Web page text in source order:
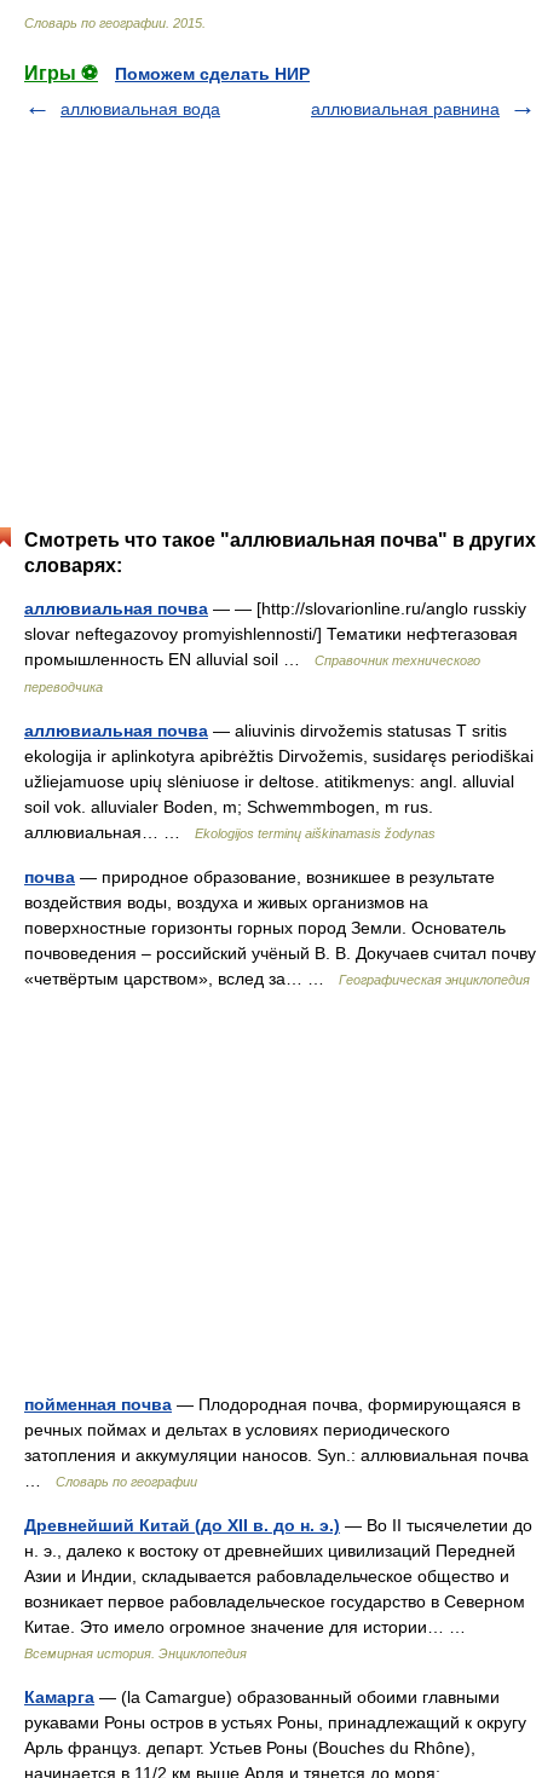
Словарь по географии 2015
Игры ⚽
Поможем сделать НИР
аллювиальная вода
аллювиальная равнина
Смотреть что такое "аллювиальная почва" в других
словарях:
аллювиальная почва — — [http://slovarionline.ru/anglo russkiy
slovar neftegazovoy promyishlennosti/] Тематики нефтегазовая
промышленность EN alluvial soil …
Справочник технического
переводчика
аллювиальная почва — aliuvinis dirvožemis statusas T sritis
ekologija ir aplinkotyra apibrėžtis Dirvožemis, susidaręs periodiškai
užliejamuose upių slėniuose ir deltose. atitikmenys: angl. alluvial
soil vok. alluvialer Boden, m; Schwemmbogen, m rus.
аллювиальная… …
Ekologijos terminų aiškinamasis žodynas
почва — природное образование, возникшее в результате
воздействия воды, воздуха и живых организмов на
поверхностные горизонты горных пород Земли. Основатель
почвоведения – российский учёный В. В. Докучаев считал почву
«четвёртым царством», вслед за… …
Географическая энциклопедия
пойменная почва — Плодородная почва, формирующаяся в
речных поймах и дельтах в условиях периодического
затопления и аккумуляции наносов. Syn.: аллювиальная почва
Словарь по географии
Древнейший Китай (до XII в. до н. э.) — Во II тысячелетии до
н. э., далеко к востоку от древнейших цивилизаций Передней
Азии и Индии, складывается рабовладельческое общество и
возникает первое рабовладельческое государство в Северном
Китае. Это имело огромное значение для истории… …
Всемирная история. Энциклопедия
Камарга — (la Camargue) образованный обоими главными
рукавами Роны остров в устьях Роны, принадлежащий к округу
Арль француз. департ. Устьев Роны (Bouches du Rhône),
начинается в 11/2 км выше Арля и тянется до моря;